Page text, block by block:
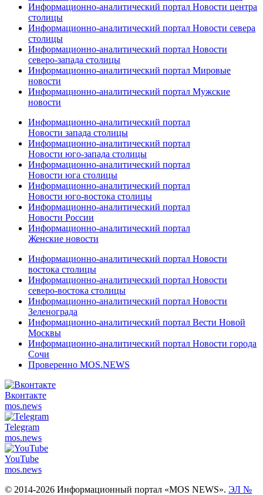
Информационно-аналитический портал Новости центра
столицы
Информационно-аналитический портал Новости севера
столицы
Информационно-аналитический портал Новости
северо-запада столицы
Информационно-аналитический портал Мировые
новости
Информационно-аналитический портал Мужские
новости
Информационно-аналитический портал
Новости запада столицы
Информационно-аналитический портал
Новости юго-запада столицы
Информационно-аналитический портал
Новости юга столицы
Информационно-аналитический портал
Новости юго-востока столицы
Информационно-аналитический портал
Новости России
Информационно-аналитический портал
Женские новости
Информационно-аналитический портал Новости
востока столицы
Информационно-аналитический портал Новости
северо-востока столицы
Информационно-аналитический портал Новости
Зеленограда
Информационно-аналитический портал Вести Новой
Москвы
Информационно-аналитический портал Новости города
Сочи
Проверенно MOS.NEWS
Вконтакте
mos.news
Telegram
mos.news
YouTube
mos.news
© 2014-2026 Информационный портал «MOS NEWS». ЭЛ №